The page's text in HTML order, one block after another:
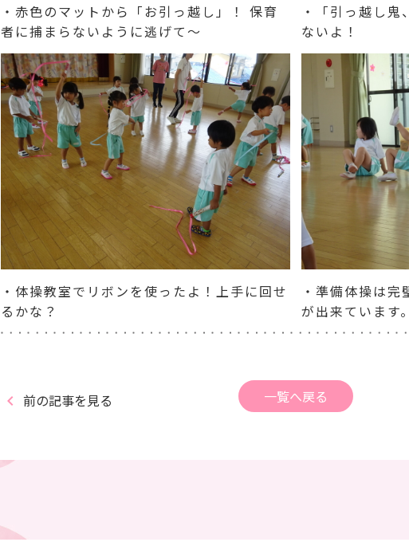
・赤色のマットから「お引っ越し」！ 保育
者に捕まらないように逃げて～
・「引っ越し
ないよ！
・体操教室でリボンを使ったよ！上手に回せ
るかな？
・準備体操は
が出来ています。
keyboard_arrow_left 前の記事を見る 一覧へ戻る